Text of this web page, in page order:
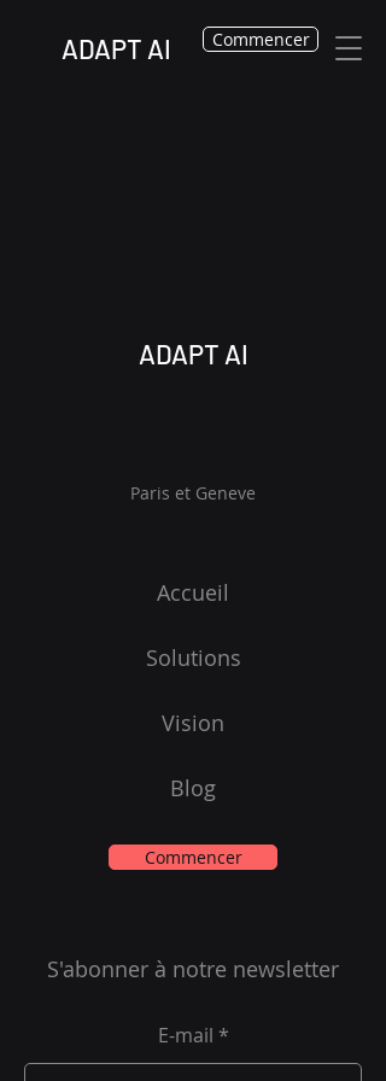
ADAPT AI Commencer
ADAPT AI
Paris et Geneve
Accueil
Solutions
Vision
Blog
Commencer
S'abonner à notre newsletter
E-mail